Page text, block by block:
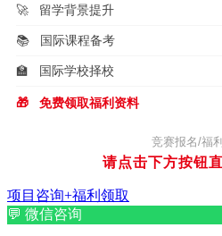
🚀 留学背景提升
📚 国际课程备考
🏫 国际学校择校
🎁 免费领取福利资料
竞赛报名/福
请点击下方按钮
项目咨询+福利领取
💬 微信咨询